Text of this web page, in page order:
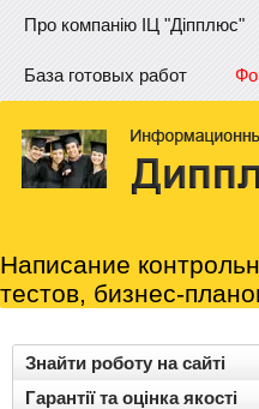
Про компанію ІЦ "Діпплюс"
База готовых работ
Написание
тестов, бизнес-
Знайти роботу на сайті
Гарантії та оцінка якості